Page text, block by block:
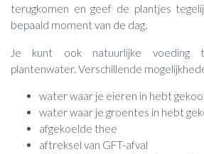
terugkomen en geef de plantjes
bepaald moment van de dag.
Je kunt ook natuurlijke voeding
plantenwater. Verschillende
water waar je eieren in hebt
water waar je groentes in hebt
afgekoelde thee
aftreksel van GFT-afval